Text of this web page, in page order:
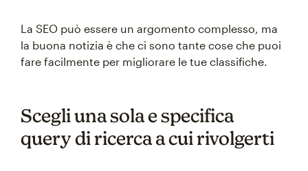
La SEO può essere un argomento complesso, ma
la buona notizia è che ci sono tante cose che puoi
fare facilmente per migliorare le tue classifiche.
Scegli una sola e specifica
query di ricerca a cui rivolgerti